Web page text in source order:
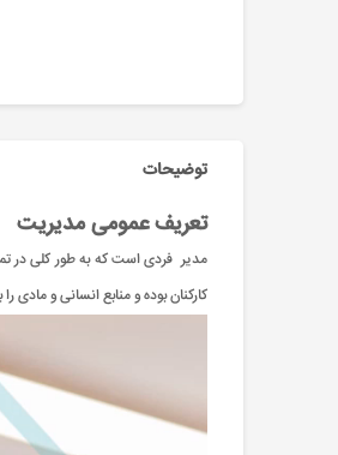
توضیحات
تعریف عمومی مدیریت
مدیر فردی است که به طور کلی در
کارکنان بوده و منابع انسانی و